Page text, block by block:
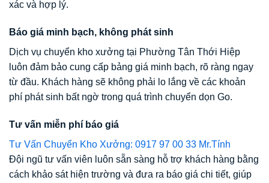
xác và hợp lý.
Báo giá minh bạch, không phát sinh
Dịch vụ chuyển kho xưởng tại Phường Tân Thới Hiệp
luôn đảm bảo cung cấp bảng giá minh bạch, rõ ràng ngay
từ đầu. Khách hàng sẽ không phải lo lắng về các khoản
phí phát sinh bất ngờ trong quá trình chuyển dọn Go.
Tư vấn miễn phí báo giá
Tư Vấn Chuyển Kho Xưởng: 0917 97 00 33 Mr.Tính
Đội ngũ tư vấn viên luôn sẵn sàng hỗ trợ khách hàng bằng
cách khảo sát hiện trường và đưa ra báo giá chi tiết, giúp